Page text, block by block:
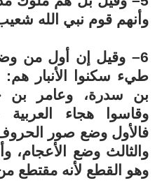
وأنهم قوم نبي الله
6– وقيل إن أول من
طيء سكنوا الأنبار
بن سدرة، وعامر بن
وقاسوا هجاء العربية
فالأول وضع صور
والثالث وضع
وهو القطع لأنه مقتطع